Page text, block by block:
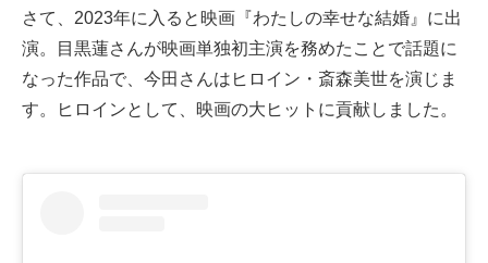
さて、2023年に入ると映画『わたしの幸せな結婚』に出
演。目黒蓮さんが映画単独初主演を務めたことで話題に
なった作品で、今田さんはヒロイン・斎森美世を演じま
す。ヒロインとして、映画の大ヒットに貢献しました。